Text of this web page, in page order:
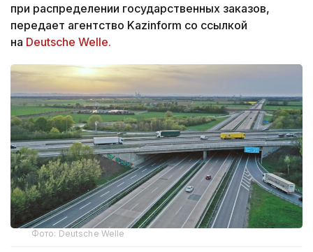
при распределении государственных заказов,
передает агентство Kazinform со ссылкой
на Deutsche Welle.
Фото: Deutsche Welle